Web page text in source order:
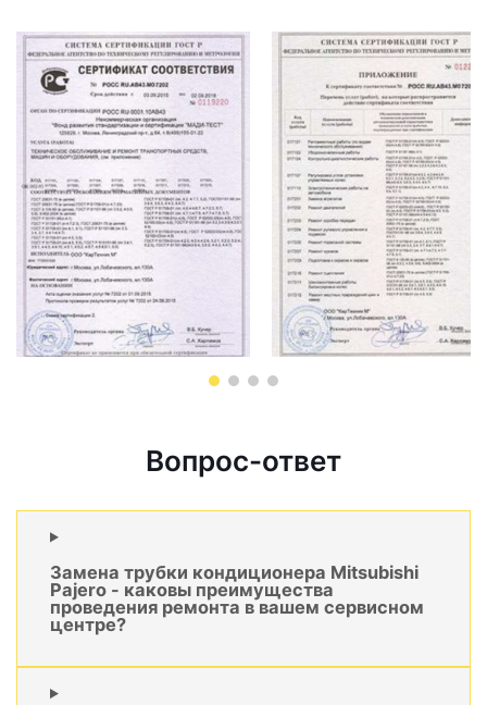
Вопрос-ответ
Замена трубки кондиционера Mitsubishi
Pajero - каковы преимущества
проведения ремонта в вашем сервисном
центре?